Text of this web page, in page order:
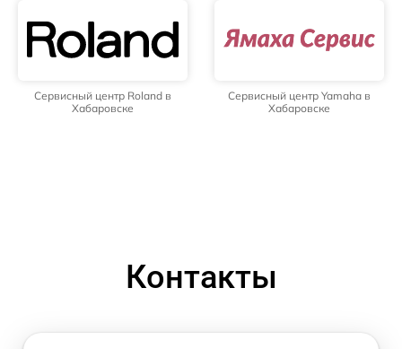
Сервисный центр Roland в
Хабаровске
Сервисный центр Yamaha в
Хабаровске
Контакты